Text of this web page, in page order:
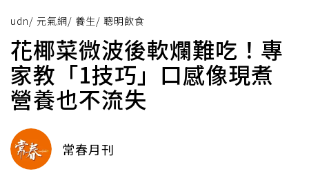
udn/ 元氣網/ 養生/ 聰明飲食
花椰菜微波後軟爛難吃！專
家教「1技巧」口感像現煮
營養也不流失
常春月刊